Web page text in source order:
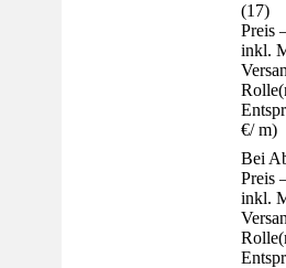
(17)
Preis
inkl.
€/ m)
Bei
Preis
inkl.